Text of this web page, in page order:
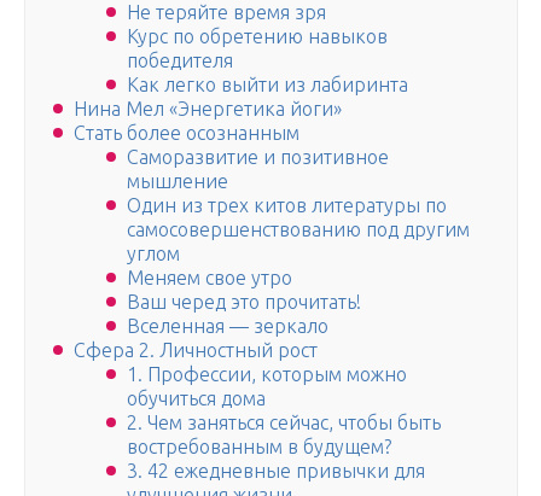
Не теряйте время зря
Курс по обретению навыков
победителя
Как легко выйти из лабиринта
Нина Мел «Энергетика йоги»
Стать более осознанным
Саморазвитие и позитивное
мышление
Один из трех китов литературы по
самосовершенствованию под другим
углом
Меняем свое утро
Ваш черед это прочитать!
Вселенная — зеркало
Сфера 2. Личностный рост
1. Профессии, которым можно
обучиться дома
2. Чем заняться сейчас, чтобы быть
востребованным в будущем?
3. 42 ежедневные привычки для